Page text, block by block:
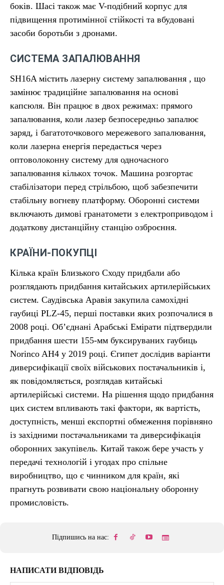
боків. Шасі також має V-подібний корпус для
підвищення протимінної стійкості та вбудовані
засоби боротьби з дронами.
СИСТЕМА ЗАПАЛЮВАННЯ
SH16A містить лазерну систему запалювання , що
замінює традиційне запалювання на основі
капсюля. Він працює в двох режимах: прямого
запалювання, коли лазер безпосередньо запалює
заряд, і багатоточкового мережевого запалювання,
коли лазерна енергія передається через
оптоволоконну систему для одночасного
запалювання кількох точок. Машина розгортає
стабілізатори перед стрільбою, щоб забезпечити
стабільну вогневу платформу. Оборонні системи
включають димові гранатомети з електроприводом і
додаткову дистанційну станцію озброєння.
КРАЇНИ-ПОКУПЦІ
Кілька країн Близького Сходу придбали або
розглядають придбання китайських артилерійських
систем. Саудівська Аравія закупила самохідні
гаубиці PLZ-45, перші поставки яких розпочалися в
2008 році. Об’єднані Арабські Емірати підтвердили
придбання шести 155-мм буксируваних гаубиць
Norinco AH4 у 2019 році. Єгипет дослідив варіанти
диверсифікації своїх військових постачальників і,
як повідомляється, розглядав китайські
артилерійські системи. На рішення щодо придбання
цих систем впливають такі фактори, як вартість,
доступність, менші експортні обмеження порівняно
із західними постачальниками та диверсифікація
оборонних закупівель. Китай також бере участь у
передачі технологій і угодах про спільне
виробництво, що є чинником для країн, які
прагнуть розвивати свою національну оборонну
промисловість.
Підпишись на нас:
НАПИСАТИ ВІДПОВІДЬ